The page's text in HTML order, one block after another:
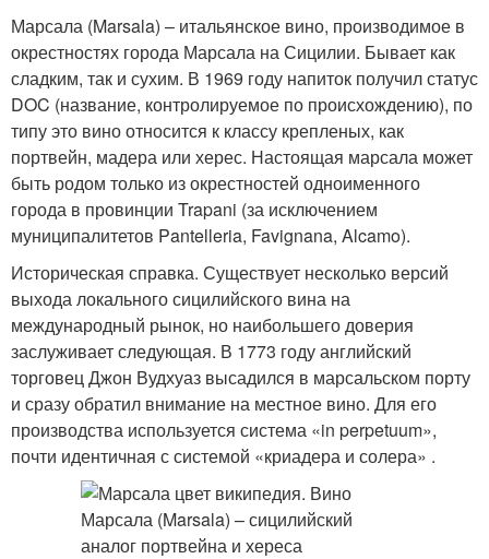
Марсала (Marsala) – итальянское вино, производимое в
окрестностях города Марсала на Сицилии. Бывает как
сладким, так и сухим. В 1969 году напиток получил статус
DOC (название, контролируемое по происхождению), по
типу это вино относится к классу крепленых, как
портвейн, мадера или херес. Настоящая марсала может
быть родом только из окрестностей одноименного
города в провинции Trapani (за исключением
муниципалитетов Pantelleria, Favignana, Alcamo).
Историческая справка. Существует несколько версий
выхода локального сицилийского вина на
международный рынок, но наибольшего доверия
заслуживает следующая. В 1773 году английский
торговец Джон Вудхуаз высадился в марсальском порту
и сразу обратил внимание на местное вино. Для его
производства используется система «in perpetuum»,
почти идентичная с системой «криадера и солера» .